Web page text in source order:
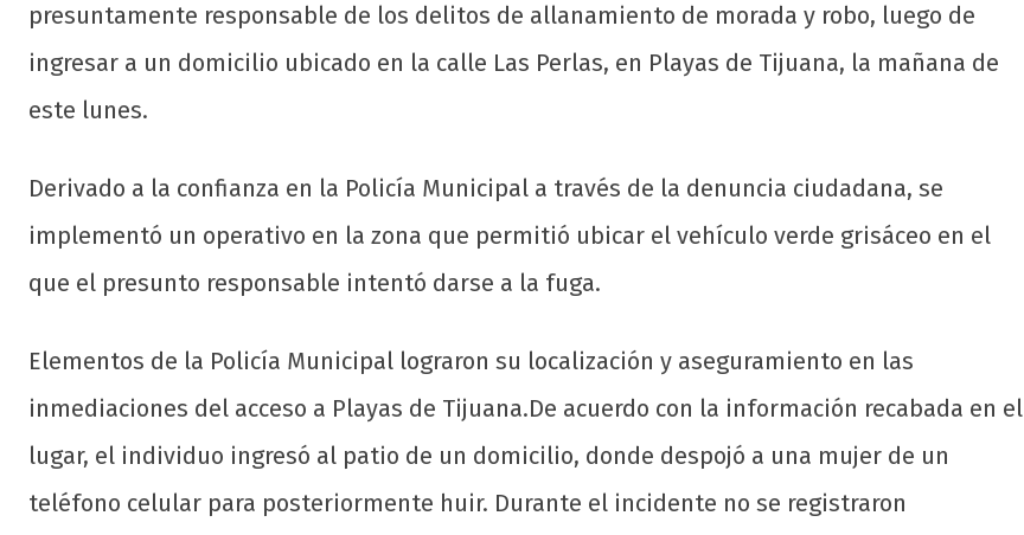
presuntamente responsable de los delitos de allanamiento de morada y robo, luego de
ingresar a un domicilio ubicado en la calle Las Perlas, en Playas de Tijuana, la mañana de
este lunes.
Derivado a la confianza en la Policía Municipal a través de la denuncia ciudadana, se
implementó un operativo en la zona que permitió ubicar el vehículo verde grisáceo en el
que el presunto responsable intentó darse a la fuga.
Elementos de la Policía Municipal lograron su localización y aseguramiento en las
inmediaciones del acceso a Playas de Tijuana.De acuerdo con la información recabada en el
lugar, el individuo ingresó al patio de un domicilio, donde despojó a una mujer de un
teléfono celular para posteriormente huir. Durante el incidente no se registraron